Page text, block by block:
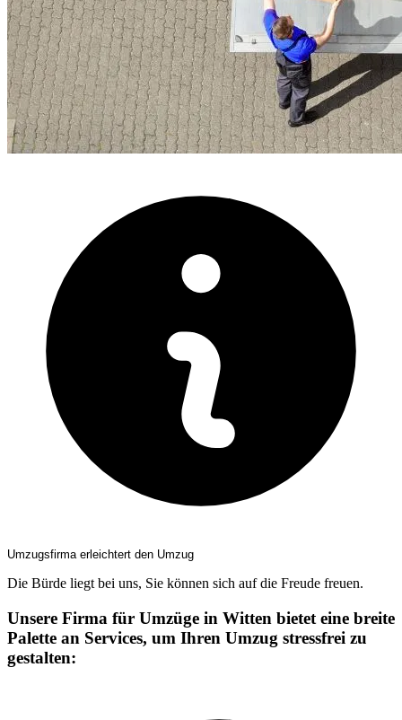
Umzugsfirma erleichtert den Umzug
Die Bürde liegt bei uns, Sie können sich auf die Freude freuen.
Unsere Firma für Umzüge in Witten bietet eine breite
Palette an Services, um Ihren Umzug stressfrei zu
gestalten: